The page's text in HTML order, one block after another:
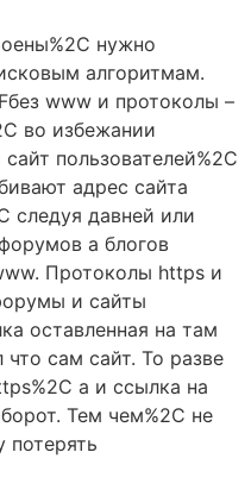
нужно
алгоритмам.
www и протоколы –
во избежании
пользователей%2C
адрес сайта
следуя давней или
а блогов
Протоколы https и
и сайты
оставленная на там
сам сайт. То разве
а и ссылка на
Тем чем%2C не
потерять